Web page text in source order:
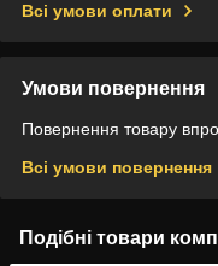
Всі умови оплати
Умови повернення
Повернення товару
Всі умови повернення
Подібні товари